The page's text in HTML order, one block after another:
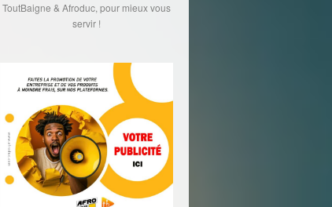
ToutBaigne & Afroduc, pour mieux vous
servir !